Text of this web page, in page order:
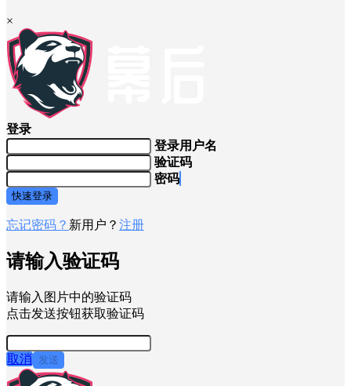
×
登录
登录用户名
验证码
密码
快速登录
忘记密码？ 新用户？ 注册
请输入验证码
请输入图片中的验证码
点击发送按钮获取验证码
取消 发送